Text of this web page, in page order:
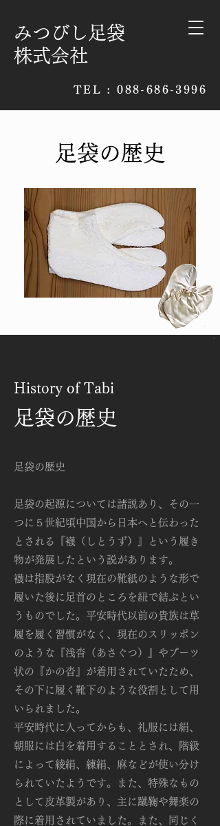
みつびし足袋
株式会社​
TEL : 088-686-3996
​足袋の歴史
History of Tabi
足袋の歴史
足袋の歴史
足袋の起源については諸説あり、その一
つに５世紀頃中国から日本へと伝わった
とされる『襪（しとうず）』という履き
物が発展したという説があります。
襪は指股がなく現在の靴紙のような形で
履いた後に足首のところを紐で結ぶとい
うものでした。平安時代以前の貴族は草
履を履く習慣がなく、現在のスリッポン
のような『浅沓（あさぐつ）』やブーツ
状の『かの沓』が着用されていたため、
その下に履く靴下のような役割として用
いられました。
平安時代に入ってからも、礼服には絹、
朝服には白を着用することとされ、階級
によって綾絹、練絹、麻などが使い分け
られていたようです。また、特殊なもの
として皮革製があり、主に蹴鞠や舞楽の
際に着用されていました。また、同じく